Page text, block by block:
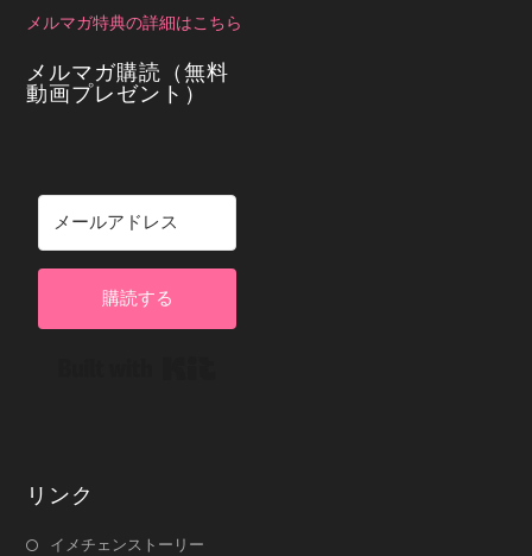
メルマガ特典の詳細はこちら
メルマガ購読（無料
動画プレゼント）
購読する
リンク
イメチェンストーリー